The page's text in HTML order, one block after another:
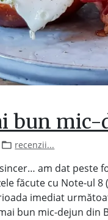
bun
recenzii...
am dat peste
făcute cu Note-ul 8
imediat
bun mic-dejun din